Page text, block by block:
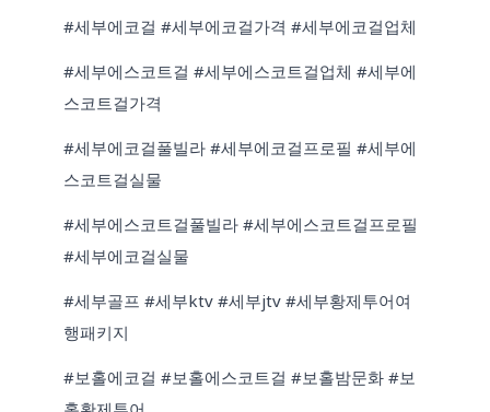
#세부에코걸 #세부에코걸가격 #세부에코걸업체
#세부에스코트걸 #세부에스코트걸업체 #세부에
스코트걸가격
#세부에코걸풀빌라 #세부에코걸프로필 #세부에
스코트걸실물
#세부에스코트걸풀빌라 #세부에스코트걸프로필
#세부에코걸실물
#세부골프 #세부ktv #세부jtv #세부황제투어여
행패키지
#보홀에코걸 #보홀에스코트걸 #보홀밤문화 #보